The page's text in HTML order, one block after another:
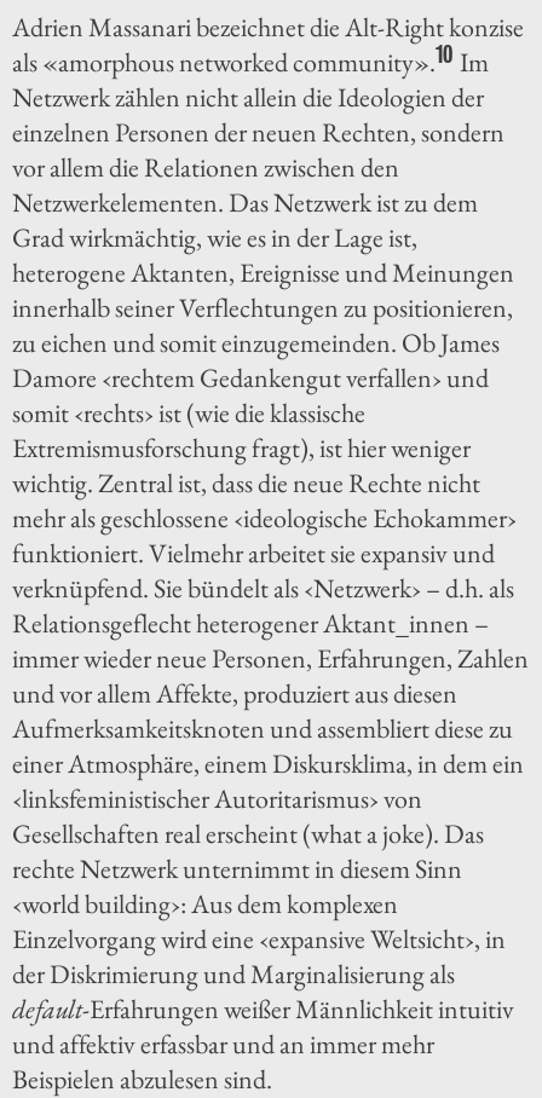
Adrien Massanari bezeichnet die Alt-Right konzise
als «amorphous networked community».10 Im
Netzwerk zählen nicht allein die Ideologien der
einzelnen Personen der neuen Rechten, sondern
vor allem die Relationen zwischen den
Netzwerkelementen. Das Netzwerk ist zu dem
Grad wirkmächtig, wie es in der Lage ist,
heterogene Aktanten, Ereignisse und Meinungen
innerhalb seiner Verflechtungen zu positionieren,
zu eichen und somit einzugemeinden. Ob James
Damore ‹rechtem Gedankengut verfallen› und
somit ‹rechts› ist (wie die klassische
Extremismusforschung fragt), ist hier weniger
wichtig. Zentral ist, dass die neue Rechte nicht
mehr als geschlossene ‹ideologische Echokammer›
funktioniert. Vielmehr arbeitet sie expansiv und
verknüpfend. Sie bündelt als ‹Netzwerk› – d.h. als
Relationsgeflecht heterogener Aktant_innen –
immer wieder neue Personen, Erfahrungen, Zahlen
und vor allem Affekte, produziert aus diesen
Aufmerksamkeitsknoten und assembliert diese zu
einer Atmosphäre, einem Diskursklima, in dem ein
‹linksfeministischer Autoritarismus› von
Gesellschaften real erscheint (what a joke). Das
rechte Netzwerk unternimmt in diesem Sinn
‹world building›: Aus dem komplexen
Einzelvorgang wird eine ‹expansive Weltsicht›, in
der Diskrimierung und Marginalisierung als
default-Erfahrungen weißer Männlichkeit intuitiv
und affektiv erfassbar und an immer mehr
Beispielen abzulesen sind.